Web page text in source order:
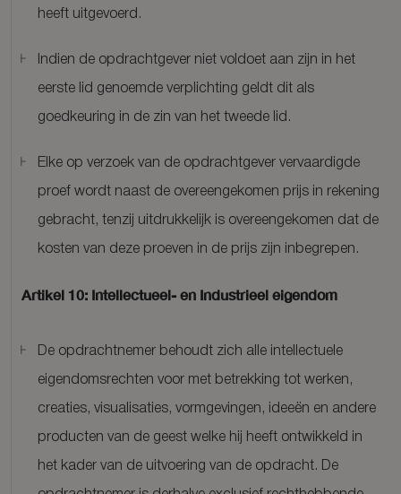
heeft uitgevoerd.
Indien de opdrachtgever niet voldoet aan zijn in het
eerste lid genoemde verplichting geldt dit als
goedkeuring in de zin van het tweede lid.
Elke op verzoek van de opdrachtgever vervaardigde
proef wordt naast de overeengekomen prijs in rekening
gebracht, tenzij uitdrukkelijk is overeengekomen dat de
kosten van deze proeven in de prijs zijn inbegrepen.
Artikel 10: Intellectueel- en Industrieel eigendom
De opdrachtnemer behoudt zich alle intellectuele
eigendomsrechten voor met betrekking tot werken,
creaties, visualisaties, vormgevingen, ideeën en andere
producten van de geest welke hij heeft ontwikkeld in
het kader van de uitvoering van de opdracht. De